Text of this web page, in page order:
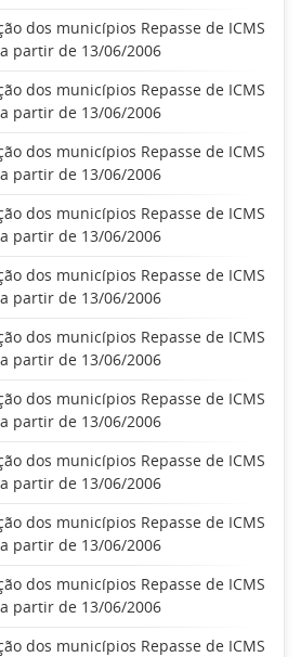
dos municípios Repasse de ICMS
partir de 13/06/2006
dos municípios Repasse de ICMS
partir de 13/06/2006
dos municípios Repasse de ICMS
partir de 13/06/2006
dos municípios Repasse de ICMS
partir de 13/06/2006
dos municípios Repasse de ICMS
partir de 13/06/2006
dos municípios Repasse de ICMS
partir de 13/06/2006
dos municípios Repasse de ICMS
partir de 13/06/2006
dos municípios Repasse de ICMS
partir de 13/06/2006
dos municípios Repasse de ICMS
partir de 13/06/2006
dos municípios Repasse de ICMS
partir de 13/06/2006
dos municípios Repasse de ICMS